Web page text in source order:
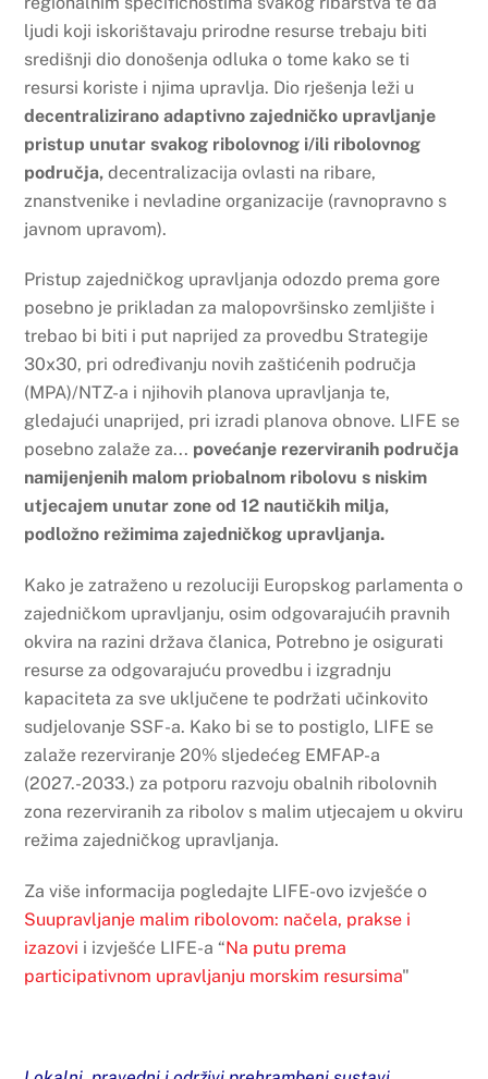
ljudi koji iskorištavaju prirodne resurse trebaju biti
središnji dio donošenja odluka o tome kako se ti
resursi koriste i njima upravlja. Dio rješenja leži u
decentralizirano adaptivno zajedničko upravljanje
pristup unutar svakog ribolovnog i/ili ribolovnog
područja,decentralizacija ovlasti na ribare,
znanstvenike i nevladine organizacije (ravnopravno s
javnom upravom).
Pristup zajedničkog upravljanja odozdo prema gore
posebno je prikladan za malopovršinsko zemljište i
trebao bi biti i put naprijed za provedbu Strategije
30x30, pri određivanju novih zaštićenih područja
(MPA)/NTZ-a i njihovih planova upravljanja te,
gledajući unaprijed, pri izradi planova obnove. LIFE se
posebno zalaže za... povećanje rezerviranih područja
namijenjenih malom priobalnom ribolovu s niskim
utjecajem unutar zone od 12 nautičkih milja,
podložno režimima zajedničkog upravljanja.
Kako je zatraženo u rezoluciji Europskog parlamenta o
zajedničkom upravljanju, osim odgovarajućih pravnih
okvira na razini država članica, Potrebno je osigurati
resurse za odgovarajuću provedbu i izgradnju
kapaciteta za sve uključene te podržati učinkovito
sudjelovanje SSF-a. Kako bi se to postiglo, LIFE se
zalaže rezerviranje 20% sljedećeg EMFAP-a
(2027.-2033.) za potporu razvoju obalnih ribolovnih
zona rezerviranih za ribolov s malim utjecajem u okviru
režima zajedničkog upravljanja.
Za više informacija pogledajte LIFE-ovo izvješće o
Suupravljanje malim ribolovom: načela, prakse i
izazovi i izvješće LIFE-a “Na putu prema
participativnom upravljanju morskim resursima"